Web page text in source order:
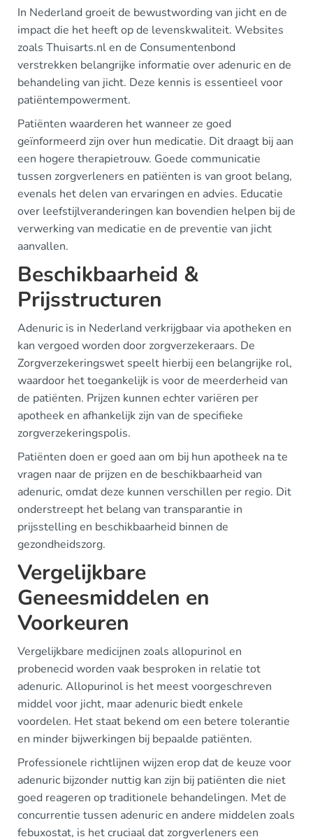
In Nederland groeit de bewustwording van jicht en de
impact die het heeft op de levenskwaliteit. Websites
zoals Thuisarts.nl en de Consumentenbond
verstrekken belangrijke informatie over adenuric en de
behandeling van jicht. Deze kennis is essentieel voor
patiëntempowerment.
Patiënten waarderen het wanneer ze goed
geïnformeerd zijn over hun medicatie. Dit draagt bij aan
een hogere therapietrouw. Goede communicatie
tussen zorgverleners en patiënten is van groot belang,
evenals het delen van ervaringen en advies. Educatie
over leefstijlveranderingen kan bovendien helpen bij de
verwerking van medicatie en de preventie van jicht
aanvallen.
Beschikbaarheid &
Prijsstructuren
Adenuric is in Nederland verkrijgbaar via apotheken en
kan vergoed worden door zorgverzekeraars. De
Zorgverzekeringswet speelt hierbij een belangrijke rol,
waardoor het toegankelijk is voor de meerderheid van
de patiënten. Prijzen kunnen echter variëren per
apotheek en afhankelijk zijn van de specifieke
zorgverzekeringspolis.
Patiënten doen er goed aan om bij hun apotheek na te
vragen naar de prijzen en de beschikbaarheid van
adenuric, omdat deze kunnen verschillen per regio. Dit
onderstreept het belang van transparantie in
prijsstelling en beschikbaarheid binnen de
gezondheidszorg.
Vergelijkbare
Geneesmiddelen en
Voorkeuren
Vergelijkbare medicijnen zoals allopurinol en
probenecid worden vaak besproken in relatie tot
adenuric. Allopurinol is het meest voorgeschreven
middel voor jicht, maar adenuric biedt enkele
voordelen. Het staat bekend om een betere tolerantie
en minder bijwerkingen bij bepaalde patiënten.
Professionele richtlijnen wijzen erop dat de keuze voor
adenuric bijzonder nuttig kan zijn bij patiënten die niet
goed reageren op traditionele behandelingen. Met de
concurrentie tussen adenuric en andere middelen zoals
febuxostat, is het cruciaal dat zorgverleners een